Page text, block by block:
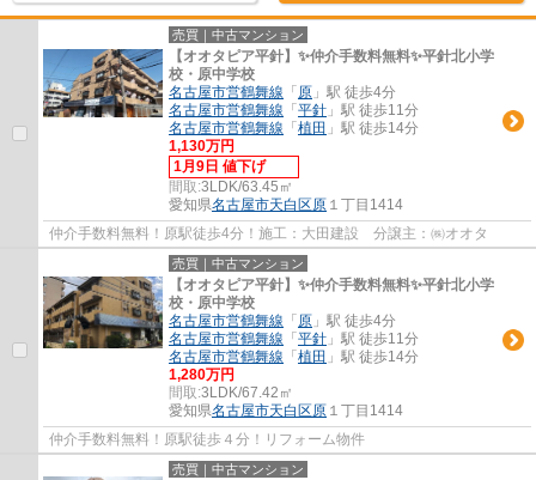
売買｜中古マンション
【オオタピア平針】✨️仲介手数料無料✨️平針北小学
校・原中学校
名古屋市営鶴舞線 「 原 」駅 徒歩4分
名古屋市営鶴舞線 「 平針 」駅 徒歩11分
名古屋市営鶴舞線 「 植田 」駅 徒歩14分
1,130万円
1月9日 値下げ
間取:3LDK/63.45㎡
愛知県名古屋市天白区原 １丁目1414
仲介手数料無料！原駅徒歩4分！施工：大田建設 分譲主：㈱オオタ
売買｜中古マンション
【オオタピア平針】✨️仲介手数料無料✨️平針北小学
校・原中学校
名古屋市営鶴舞線 「 原 」駅 徒歩4分
名古屋市営鶴舞線 「 平針 」駅 徒歩11分
名古屋市営鶴舞線 「 植田 」駅 徒歩14分
1,280万円
間取:3LDK/67.42㎡
愛知県名古屋市天白区原 １丁目1414
仲介手数料無料！原駅徒歩４分！リフォーム物件
売買｜中古マンション